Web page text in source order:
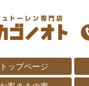
トップページ